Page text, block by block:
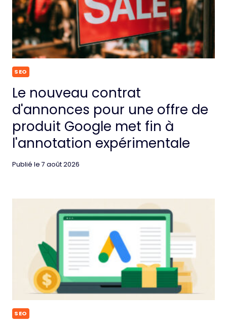
SEO
Le nouveau contrat
d'annonces pour une offre de
produit Google met fin à
l'annotation expérimentale
Publié le 7 août 2026
SEO